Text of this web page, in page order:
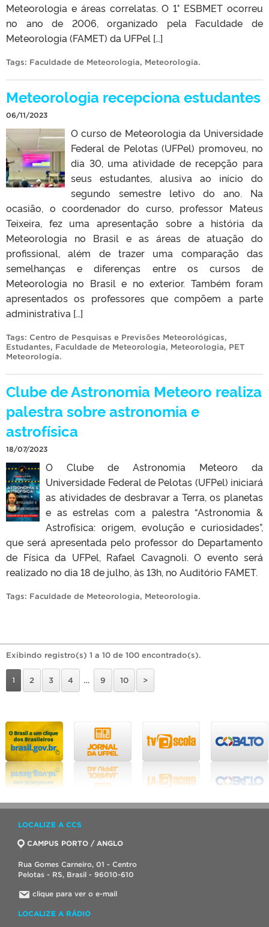
Meteorologia e áreas correlatas. O 1° ESBMET ocorreu
no ano de 2006, organizado pela Faculdade de
Meteorologia (FAMET) da UFPel […]
Tags: Faculdade de Meteorologia, Meteorologia.
Meteorologia recepciona estudantes
06/11/2023
O curso de Meteorologia da Universidade
Federal de Pelotas (UFPel) promoveu, no
dia 30, uma atividade de recepção para
seus estudantes, alusiva ao início do
segundo semestre letivo do ano. Na
ocasião, o coordenador do curso, professor Mateus
Teixeira, fez uma apresentação sobre a história da
Meteorologia no Brasil e as áreas de atuação do
profissional, além de trazer uma comparação das
semelhanças e diferenças entre os cursos de
Meteorologia no Brasil e no exterior. Também foram
apresentados os professores que compõem a parte
administrativa […]
Tags: Centro de Pesquisas e Previsões Meteorológicas,
Estudantes, Faculdade de Meteorologia, Meteorologia, PET
Meteorologia.
Clube de Astronomia Meteoro realiza
palestra sobre astronomia e
astrofísica
18/07/2023
O Clube de Astronomia Meteoro da
Universidade Federal de Pelotas (UFPel) iniciará
as atividades de desbravar a Terra, os planetas
e as estrelas com a palestra “Astronomia &
Astrofísica: origem, evolução e curiosidades”,
que será apresentada pelo professor do Departamento
de Física da UFPel, Rafael Cavagnoli. O evento será
realizado no dia 18 de julho, às 13h, no Auditório FAMET.
Tags: Faculdade de Meteorologia, Meteorologia.
Exibindo registro(s) 1 a 10 de 100 encontrado(s).
1 2 3 4 … 9 10 >
LOCALIZE A CCS
CAMPUS PORTO / ANGLO
Rua Gomes Carneiro, 01 - Centro
Pelotas - RS, Brasil - 96010-610
clique para ver o e-mail
LOCALIZE A RÁDIO